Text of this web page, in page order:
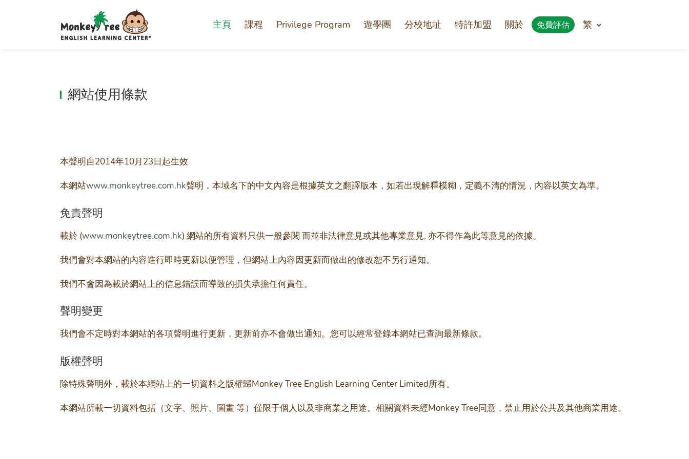
主頁 課程 Privilege Program 遊學團 分校地址 特許加盟 關於 免費評估 繁
網站使用條款
本聲明自2014年10月23日起生效
本網站www.monkeytree.com.hk聲明，本域名下的中文內容是根據英文之翻譯版本，如若出現解釋模糊，定義不清的情況，內容以英文為準。
免責聲明
載於 (www.monkeytree.com.hk) 網站的所有資料只供一般參閱 而並非法律意見或其他專業意見, 亦不得作為此等意見的依據。
我們會對本網站的內容進行即時更新以便管理，但網站上內容因更新而做出的修改恕不另行通知。
我們不會因為載於網站上的信息錯誤而導致的損失承擔任何責任。
聲明變更
我們會不定時對本網站的各項聲明進行更新，更新前亦不會做出通知。您可以經常登錄本網站已查詢最新條款。
版權聲明
除特殊聲明外，載於本網站上的一切資料之版權歸Monkey Tree English Learning Center Limited所有。
本網站所載一切資料包括（文字、照片、圖畫 等）僅限于個人以及非商業之用途。相關資料未經Monkey Tree同意，禁止用於公共及其他商業用途。